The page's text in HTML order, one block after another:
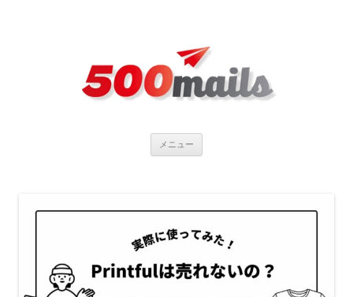
メニュー
キ
プ